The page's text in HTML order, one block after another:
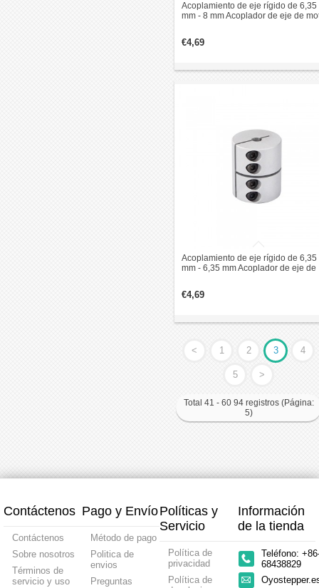
Acoplamiento de eje rígido de 6,35
mm - 8 mm Acoplador de eje de
€4,69
Acoplamiento de eje rígido de 6,35
mm - 6,35 mm Acoplador de eje de
€4,69
< 1 2 3 4
5 >
Total 41 - 60 94 registros (Página:
5)
Contáctenos
Contáctenos
Sobre nosotros
Términos de
servicio y uso
Pago y Envío
Método de pago
Politica de
envios
Preguntas
Políticas y
Servicio
Política de
privacidad
Política de
Información
de la tienda
Teléfono:
68438829